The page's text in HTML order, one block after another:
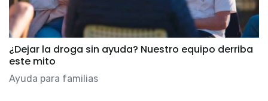
¿Dejar la droga sin ayuda? Nuestro equipo derriba
este mito
Ayuda para familias